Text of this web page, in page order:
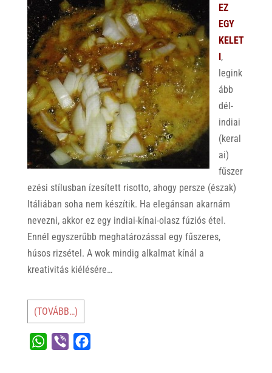
p
p
o
k
EZ
EGY
KELET
I,
legink
ább
dél-
indiai
(keral
ai)
fűszer
ezési stílusban ízesített risotto, ahogy persze (észak)
Itáliában soha nem készítik. Ha elegánsan akarnám
nevezni, akkor ez egy indiai-kínai-olasz fúziós étel.
Ennél egyszerűbb meghatározással egy fűszeres,
húsos rizsétel. A wok mindig alkalmat kínál a
kreativitás kiélésére…
(TOVÁBB…)